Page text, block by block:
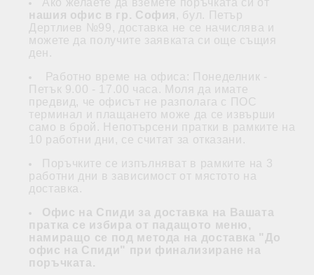
Ако желаете да вземете поръчката си от
нашия офис в гр. София , бул. Петър
Дертлиев №99, доставка не се начислява и
можете да получите заявката си още същия
ден.
Работно време на офиса: Понеделник -
Петък 9.00 - 17.00 часа. Моля да имате
предвид, че офисът не разполага с ПОС
терминал и плащането може да се извърши
само в брой. Непотърсени пратки в рамките на
10 работни дни, се считат за отказани.
Поръчките се изпълняват в рамките на 3
работни дни в зависимост от мястото на
доставка.
Офис на Спиди за доставка на Вашата
пратка се избира от падащото меню,
намиращо се под метода на доставка "До
офис на Спиди" при финализиране на
поръчката.